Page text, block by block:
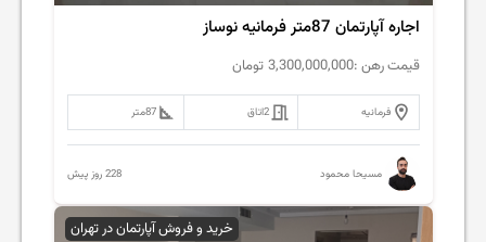
اجاره آپارتمان 87متر فرمانیه نوساز
قیمت رهن :3,300,000,000 تومان
فرمانیه 2اتاق 87متر
مسیحا محمود 228 روز پیش
خرید و فروش آپارتمان در تهران